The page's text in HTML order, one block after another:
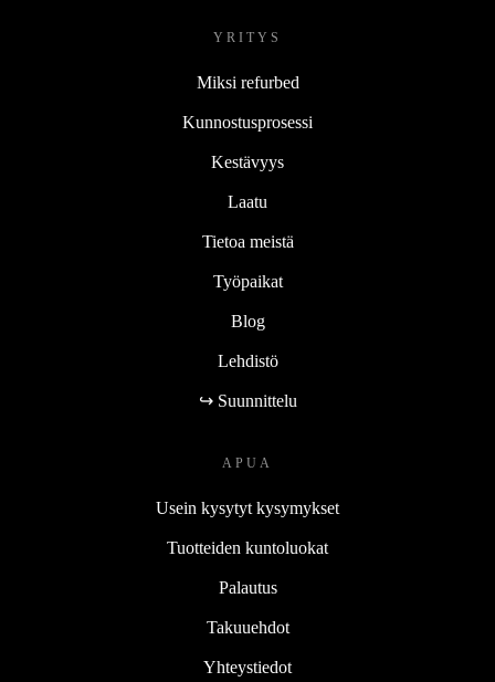
YRITYS
Miksi refurbed
Kunnostusprosessi
Kestävyys
Laatu
Tietoa meistä
Työpaikat
Blog
Lehdistö
↪ Suunnittelu
APUA
Usein kysytyt kysymykset
Tuotteiden kuntoluokat
Palautus
Takuuehdot
Yhteystiedot